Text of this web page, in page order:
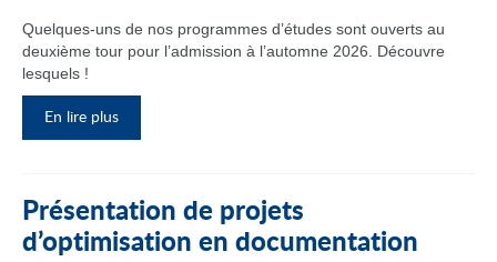
Quelques-uns de nos programmes d’études sont ouverts au
deuxième tour pour l’admission à l’automne 2026. Découvre
lesquels !
En lire plus
Présentation de projets
d’optimisation en documentation